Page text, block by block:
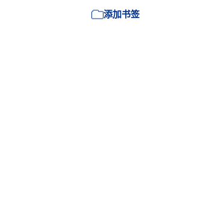
添加书签